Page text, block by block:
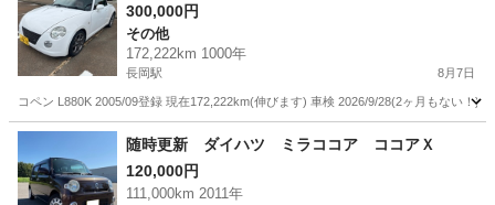
300,000円
その他
172,222km 1000年
長岡駅 8月7日
コペン L880K 2005/09登録 現在172,222km(伸びます) 車検 2026/9/28(2ヶ月もない！
新潟 長岡市 長岡駅 その他 ミッション
随時更新 ダイハツ ミラココア ココアＸ
120,000円
111,000km 2011年